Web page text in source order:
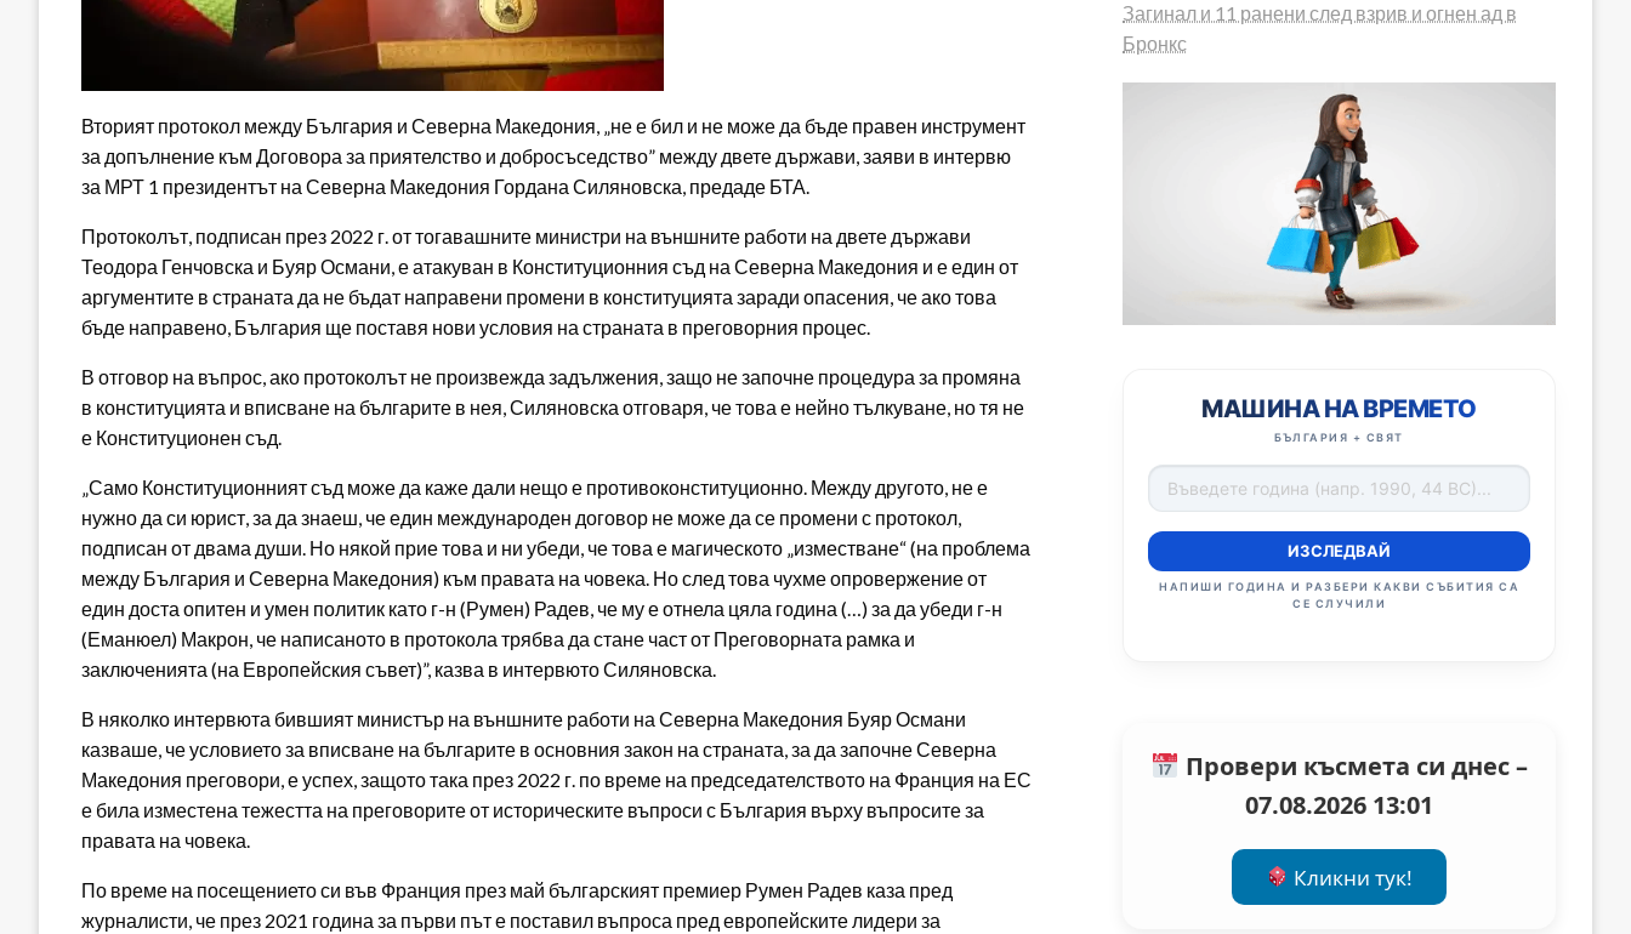
Вторият протокол между България и Северна Македония, „не е бил и не може да бъде правен инструмент
за допълнение към Договора за приятелство и добросъседство” между двете държави, заяви в интервю
за МРТ 1 президентът на Северна Македония Гордана Силяновска, предаде БТА.
Протоколът, подписан през 2022 г. от тогавашните министри на външните работи на двете държави
Теодора Генчовска и Буяр Османи, е атакуван в Конституционния съд на Северна Македония и е един от
аргументите в страната да не бъдат направени промени в конституцията заради опасения, че ако това
бъде направено, България ще поставя нови условия на страната в преговорния процес.
В отговор на въпрос, ако протоколът не произвежда задължения, защо не започне процедура за промяна
в конституцията и вписване на българите в нея, Силяновска отговаря, че това е нейно тълкуване, но тя не
е Конституционен съд.
„Само Конституционният съд може да каже дали нещо е противоконституционно. Между другото, не е
нужно да си юрист, за да знаеш, че един международен договор не може да се промени с протокол,
подписан от двама души. Но някой прие това и ни убеди, че това е магическото „изместване“ (на проблема
между България и Северна Македония) към правата на човека. Но след това чухме опровержение от
един доста опитен и умен политик като г-н (Румен) Радев, че му е отнела цяла година (…) за да убеди г-н
(Еманюел) Макрон, че написаното в протокола трябва да стане част от Преговорната рамка и
заключенията (на Европейския съвет)”, казва в интервюто Силяновска.
В няколко интервюта бившият министър на външните работи на Северна Македония Буяр Османи
казваше, че условието за вписване на българите в основния закон на страната, за да започне Северна
Македония преговори, е успех, защото така през 2022 г. по време на председателството на Франция на ЕС
е била изместена тежестта на преговорите от историческите въпроси с България върху въпросите за
правата на човека.
По време на посещението си във Франция през май българският премиер Румен Радев каза пред
журналисти, че през 2021 година за първи път е поставил въпроса пред европейските лидери за
Загинал и 11 ранени след взрив и огнен ад в
Бронкс
МАШИНА НА ВРЕМЕТО
БЪЛГАРИЯ + СВЯТ
ИЗСЛЕДВАЙ
НАПИШИ ГОДИНА И РАЗБЕРИ КАКВИ СЪБИТИЯ СА
СЕ СЛУЧИЛИ
Провери късмета си днес –
07.08.2026 13:01
Кликни тук!